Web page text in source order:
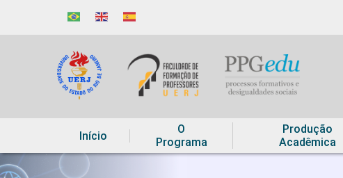
Início
O
Programa
Produção
Acadêmica